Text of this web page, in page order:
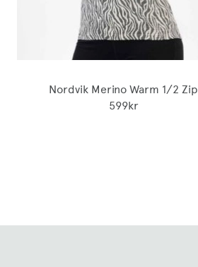
Nordvik Merino Warm 1/2 Zip
599kr